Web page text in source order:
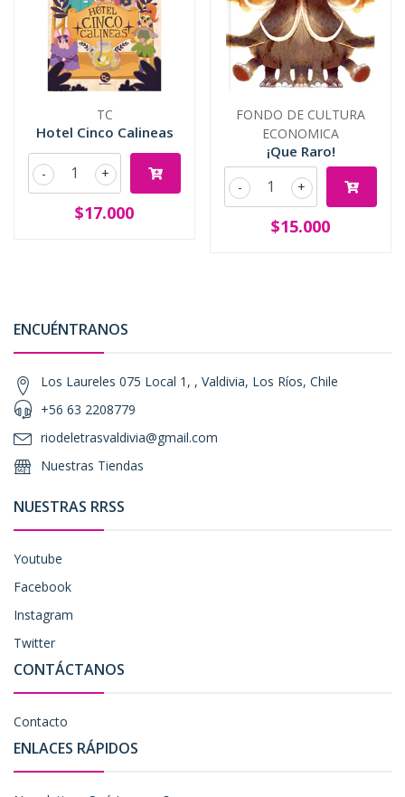
TC
Hotel Cinco Calineas
+
-
$17.000
FONDO DE CULTURA
ECONOMICA
¡Que Raro!
+
-
$15.000
ENCUÉNTRANOS
Los Laureles 075 Local 1, , Valdivia, Los Ríos, Chile
+56 63 2208779
riodeletrasvaldivia@gmail.com
Nuestras Tiendas
NUESTRAS RRSS
Youtube
Facebook
Instagram
Twitter
CONTÁCTANOS
Contacto
ENLACES RÁPIDOS